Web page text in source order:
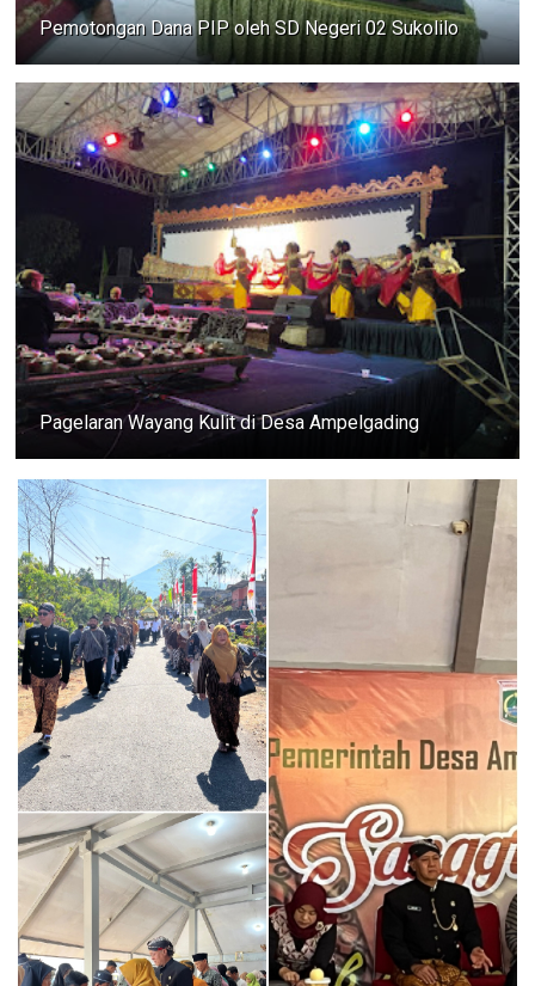
Pemotongan Dana PIP oleh SD Negeri 02 Sukolilo
Pagelaran Wayang Kulit di Desa Ampelgading